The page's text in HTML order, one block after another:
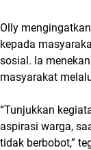
Olly
kepada
sosial. Ia
masyarakat
“Tunjukkan
aspirasi warga,
tidak berbobot,”